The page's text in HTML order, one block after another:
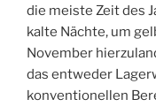
die meiste Zeit des
kalte Nächte, um
November
das entweder
konventionellen